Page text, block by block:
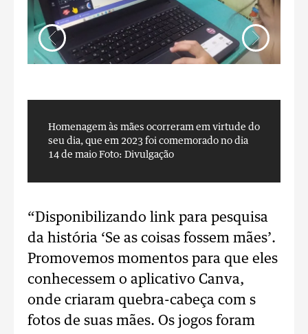
Homenagem às mães ocorreram em virtude do
seu dia, que em 2023 foi comemorado no dia
14 de maio Foto: Divulgação
“Disponibilizando link para pesquisa
da história ‘Se as coisas fossem mães’.
Promovemos momentos para que eles
conhecessem o aplicativo Canva,
onde criaram quebra-cabeça com s
fotos de suas mães. Os jogos foram